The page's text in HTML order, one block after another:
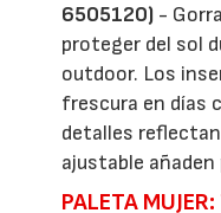
6505120) -
proteger del sol
outdoor. Los
frescura en días
detalles
ajustable
PALETA